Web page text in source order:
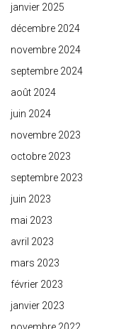
janvier 2025
décembre 2024
novembre 2024
septembre 2024
août 2024
juin 2024
novembre 2023
octobre 2023
septembre 2023
juin 2023
mai 2023
avril 2023
mars 2023
février 2023
janvier 2023